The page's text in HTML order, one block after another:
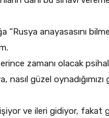
“Rusya anayasasını
zamanı olacak
nasıl güzel
ve ileri gidiyor,